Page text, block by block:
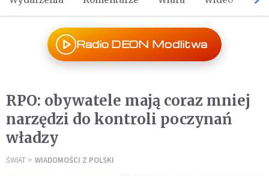
Radio DEON Modlitwa
RPO: obywatele mają coraz mniej
narzędzi do kontroli poczynań
władzy
ŚWIAT WIADOMOŚCI Z POLSKI